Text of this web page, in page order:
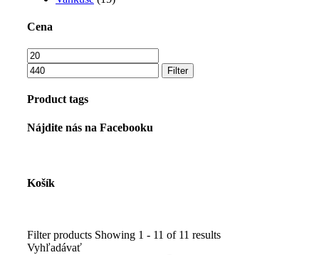
Cena
Minimálna
cena
cenaFilter
Product tags
Nájdite nás na Facebooku
Košík
Filter products Showing 1 - 11 of 11 results
Vyhľadávať